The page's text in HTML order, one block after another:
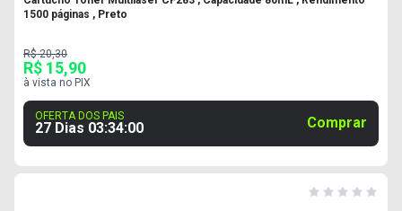
1500 páginas , Preto
R$ 20,30
R$ 15,90
à vista no PIX
OFERTA DOS PAIS
27 Dias 03:33:59 Comprar